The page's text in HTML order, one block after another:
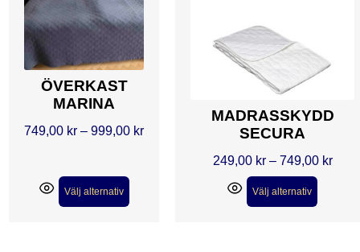
ÖVERKAST
MARINA
749,00 kr – 999,00 kr
Välj alternativ
MADRASSKYDD
SECURA
249,00 kr – 749,00 kr
Välj alternativ